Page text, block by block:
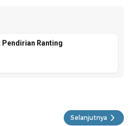
Pendirian Ranting
Selanjutnya